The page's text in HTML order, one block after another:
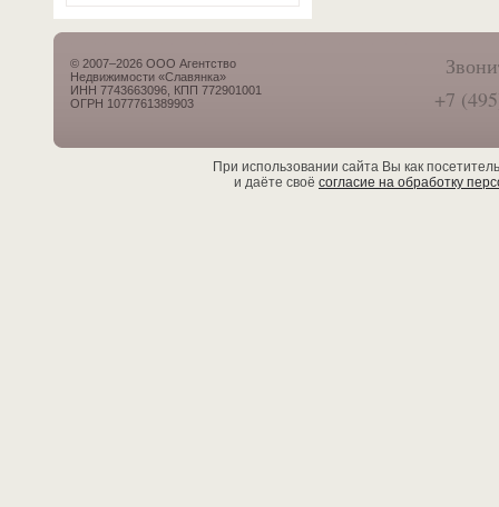
© 2007–2026 ООО Агентство
Недвижимости «Славянка»
ИНН 7743663096, КПП 772901001
ОГРН 1077761389903
+7
При использовании сайта Вы как
и даёте своё согласие на обработку